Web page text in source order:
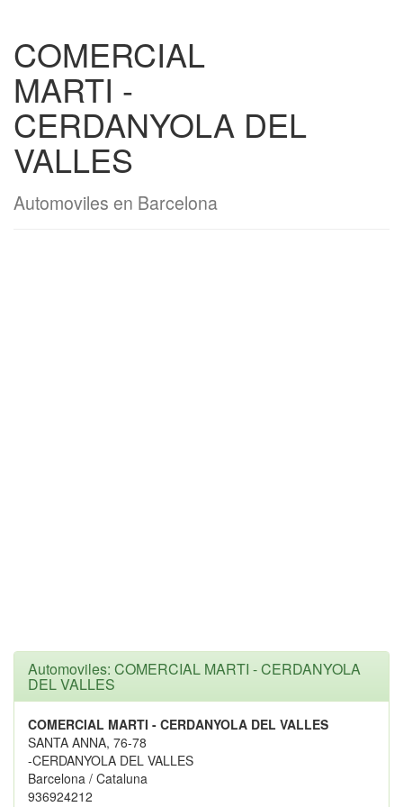
COMERCIAL
MARTI -
CERDANYOLA DEL
VALLES
Automoviles en Barcelona
Automoviles: COMERCIAL MARTI - CERDANYOLA
DEL VALLES
COMERCIAL MARTI - CERDANYOLA DEL VALLES
SANTA ANNA, 76-78
-CERDANYOLA DEL VALLES
Barcelona / Cataluna
936924212